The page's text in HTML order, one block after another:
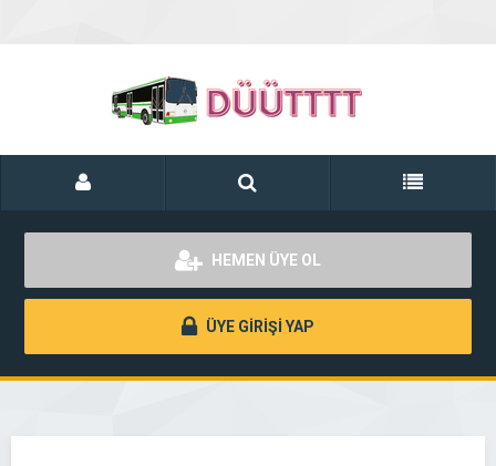
HEMEN ÜYE OL
ÜYE GİRİŞİ YAP